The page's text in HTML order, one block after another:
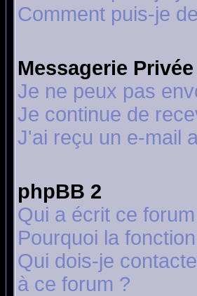
Comment puis-je
Messagerie Privée
Je ne peux pas
Je continue de
J'ai reçu un e-mail
phpBB 2
Qui a écrit ce
Pourquoi la
Qui dois-je
à ce forum ?